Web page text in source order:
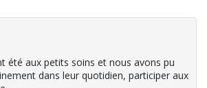
été aux petits soins et nous avons pu
dans leur quotidien, participer aux